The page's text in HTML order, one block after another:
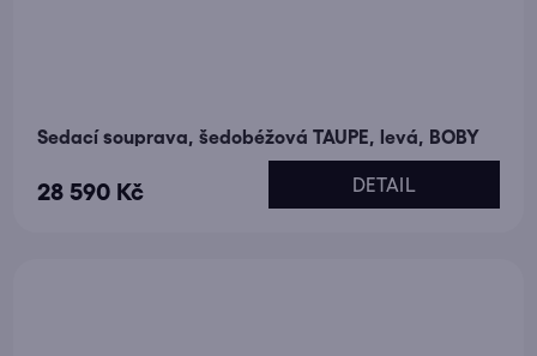
Sedací souprava, šedobéžová TAUPE, levá, BOBY
28 590 Kč DETAIL